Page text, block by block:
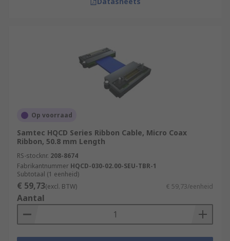
Op voorraad
Samtec HQCD Series Ribbon Cable, Micro Coax
Ribbon, 50.8 mm Length
RS-stocknr. 208-8674
Fabrikantnummer HQCD-030-02.00-SEU-TBR-1
Subtotaal (1 eenheid)
€ 59,73(excl. BTW) € 59,73/eenheid
Aantal